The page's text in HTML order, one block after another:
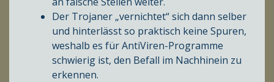
Der Trojaner „vernichtet“ sich dann selber
und hinterlässt so praktisch keine Spuren,
weshalb es für AntiViren-Programme
schwierig ist, den Befall im Nachhinein zu
erkennen.